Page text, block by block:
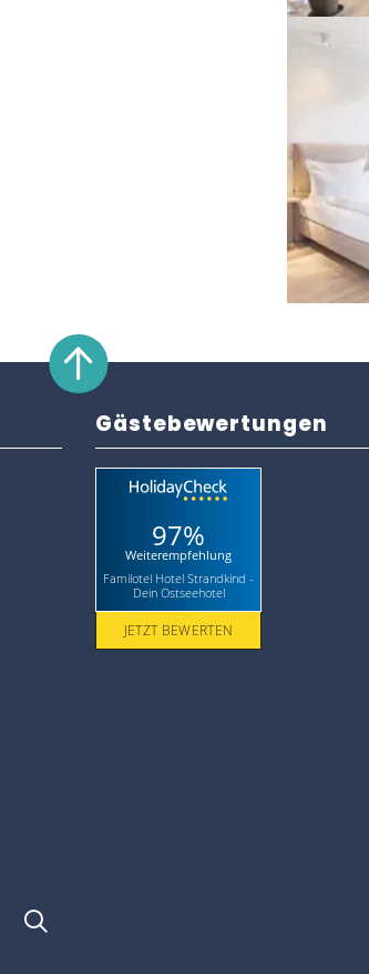
Gästebewertungen
97%
Weiterempfehlung
Familotel Hotel Strandkind -
Dein Ostseehotel
JETZT BEWERTEN